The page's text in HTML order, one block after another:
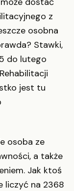
z
osobna
Stawki,
do lutego
jest tu
osoba ze
a także
Jak ktoś
liczyć na 2368